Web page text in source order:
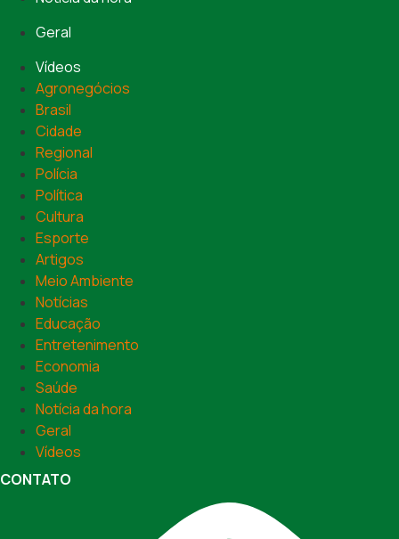
Geral
Vídeos
Agronegócios
Brasil
Cidade
Regional
Polícia
Política
Cultura
Esporte
Artigos
Meio Ambiente
Notícias
Educação
Entretenimento
Economia
Saúde
Notícia da hora
Geral
Vídeos
CONTATO